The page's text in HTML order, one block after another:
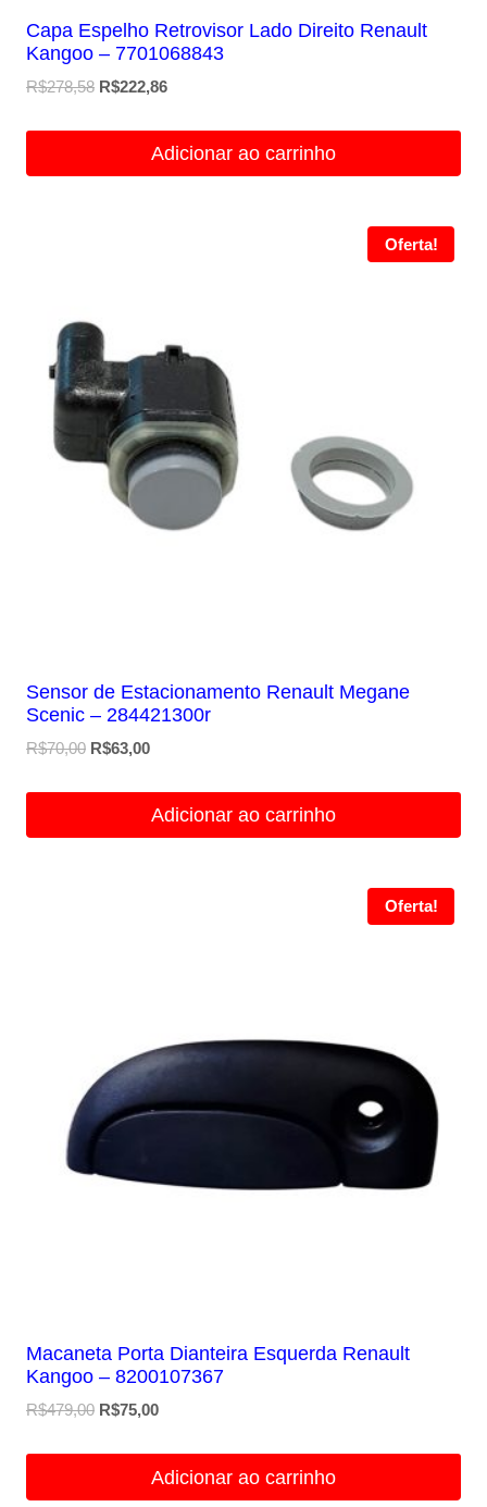
Capa Espelho Retrovisor Lado Direito Renault
Kangoo – 7701068843
R$278,58 O
R$222,86O
é:
Adicionar ao carrinho
Oferta!
Sensor de Estacionamento Renault Megane
Scenic – 284421300r
R$70,00 O
R$63,00O
é:
Adicionar ao carrinho
Oferta!
Macaneta Porta Dianteira Esquerda Renault
Kangoo – 8200107367
R$479,00 O
R$75,00O
é:
Adicionar ao carrinho